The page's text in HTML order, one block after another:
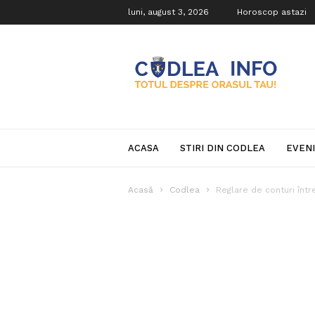
luni, august 3, 2026 Horoscop astazi
Info
ACASA STIRI DIN CODLEA
Acasă Codlea Reglare de conturi